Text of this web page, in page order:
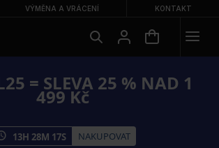
VÝMĚNA A VRÁCENÍ KONTAKT
= SLEVA 25 % NAD 1
499 Kč
13H 28M 17S NAKUPOVAT